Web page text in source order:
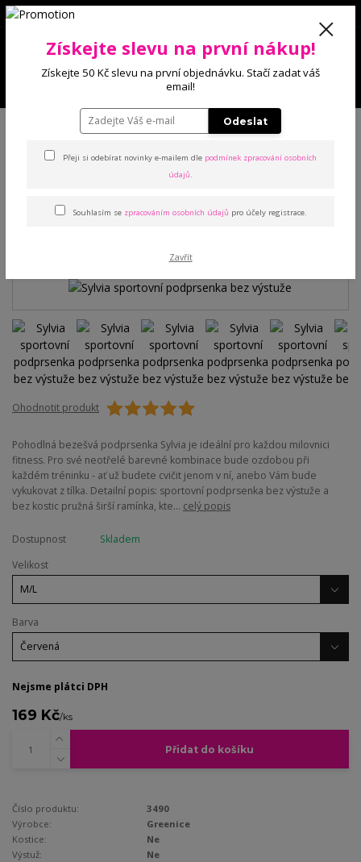
0 Kč
Podprsenky Sportovní
Sylvia sportovní podprsenka bez
bez výstuže
Ohodnotit produkt
Pohodlná bezešvá podprsenka Sylvia je ideální pro každou milovnici
fitness. Pro své neotřelé barevné kombinace bude ozdobou při
každém tréninku - ať už budete cvičit jenom v ní, anebo Vám bude
vykukovat z tílka. Detailní popis: sportovní podprsenka bez výstuže a
bez kostic pružná širší ramínka, kte... celý popis
Dostupnost
Skladem
Velikost
Barva
Nejsme plátci DPH
169 Kč/ks
Přidat do košíku
Číslo produktu:
3490
Výrobce:
Greenice
Kostice:
Ne
Výstuž:
Ne
Získejte slevu na první nákup!
Získejte 50 Kč slevu na první objednávku. Stačí zadat váš
email!
Odeslat
Přeji si odebírat novinky e-mailem dle podmínek zpracování osobních
údajů.
Souhlasím se zpracováním osobních údajů pro účely registrace.
Zavřít